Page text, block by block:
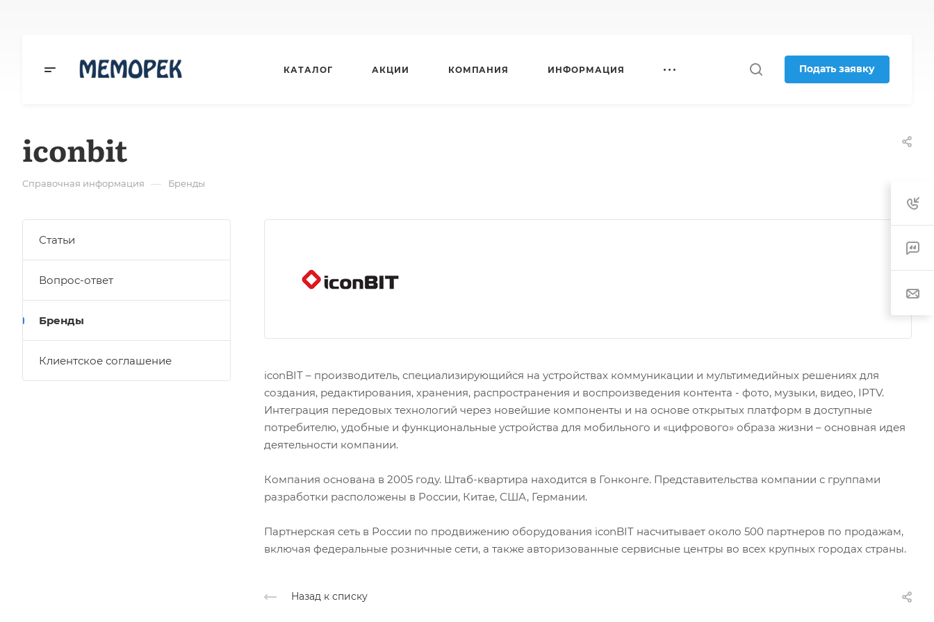
КАТАЛОГ АКЦИИ КОМПАНИЯ ИНФОРМАЦИЯ Подать заявку
iconbit
Справочная информация — Бренды
iconBIT – производитель, специализирующийся на устройствах коммуникации и мультимедийных решениях для
создания, редактирования, хранения, распространения и воспроизведения контента - фото, музыки, видео, IPTV.
Интеграция передовых технологий через новейшие компоненты и на основе открытых платформ в доступные
потребителю, удобные и функциональные устройства для мобильного и «цифрового» образа жизни – основная идея
деятельности компании.
Компания основана в 2005 году. Штаб-квартира находится в Гонконге. Представительства компании с группами
разработки расположены в России, Китае, США, Германии.
Партнерская сеть в России по продвижению оборудования iconBIT насчитывает около 500 партнеров по продажам,
включая федеральные розничные сети, а также авторизованные сервисные центры во всех крупных городах страны.
Назад к списку
Статьи
Вопрос-ответ
Бренды
Клиентское соглашение